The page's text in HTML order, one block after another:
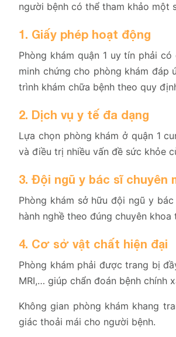
người bệnh có thể tham khảo một
1. Giấy phép hoạt động
Phòng khám quận 1 uy tín phải
minh chứng cho phòng khám
trình khám chữa bệnh theo quy
2. Dịch vụ y tế đa dạng
Lựa chọn phòng khám ở quận 1
và điều trị nhiều vấn đề sức khỏe
3. Đội ngũ y bác sĩ chuyên
Phòng khám sở hữu đội ngũ y
hành nghề theo đúng chuyên khoa
4. Cơ sở vật chất hiện đại
Phòng khám phải được trang bị
MRI,… giúp chẩn đoán bệnh chính
Không gian phòng khám khang
giác thoải mái cho người bệnh.